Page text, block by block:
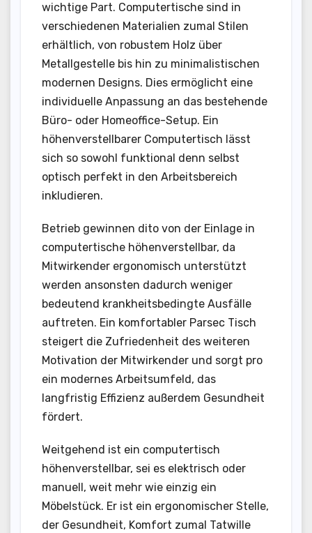
wichtige Part. Computertische sind in
verschiedenen Materialien zumal Stilen
erhältlich, von robustem Holz über
Metallgestelle bis hin zu minimalistischen
modernen Designs. Dies ermöglicht eine
individuelle Anpassung an das bestehende
Büro- oder Homeoffice-Setup. Ein
höhenverstellbarer Computertisch lässt
sich so sowohl funktional denn selbst
optisch perfekt in den Arbeitsbereich
inkludieren.
Betrieb gewinnen dito von der Einlage in
computertische höhenverstellbar, da
Mitwirkender ergonomisch unterstützt
werden ansonsten dadurch weniger
bedeutend krankheitsbedingte Ausfälle
auftreten. Ein komfortabler Parsec Tisch
steigert die Zufriedenheit des weiteren
Motivation der Mitwirkender und sorgt pro
ein modernes Arbeitsumfeld, das
langfristig Effizienz außerdem Gesundheit
fördert.
Weitgehend ist ein computertisch
höhenverstellbar, sei es elektrisch oder
manuell, weit mehr wie einzig ein
Möbelstück. Er ist ein ergonomischer Stelle,
der Gesundheit, Komfort zumal Tatwille